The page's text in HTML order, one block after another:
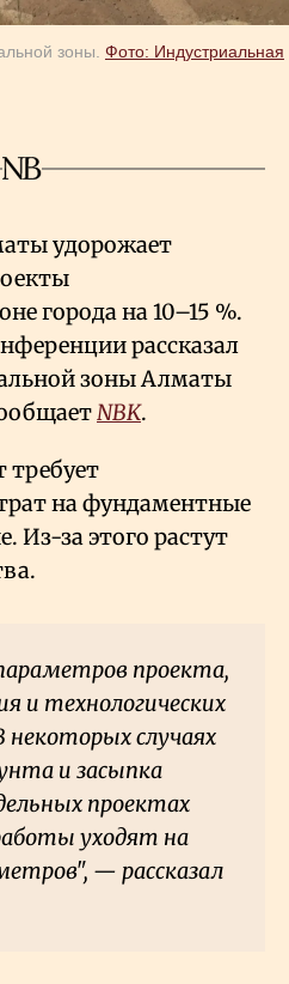
зоны. Фото: Индустриальная
удорожает
города на 10–15 %.
рассказал
зоны Алматы
NBK.
требует
на фундаментные
Из-за этого растут
проекта,
и технологических
случаях
и засыпка
проектах
уходят на
— рассказал